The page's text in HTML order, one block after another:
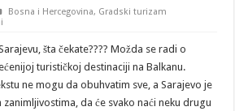
Bosna i Hercegovina, Gradski turizam
Hercegovina:
Sarajevo,
susret
kultura
šta čekate???? Možda se radi o
turističkoj destinaciji na Balkanu.
ne mogu da obuhvatim sve, a Sarajevo je
da će svako naći neku drugu